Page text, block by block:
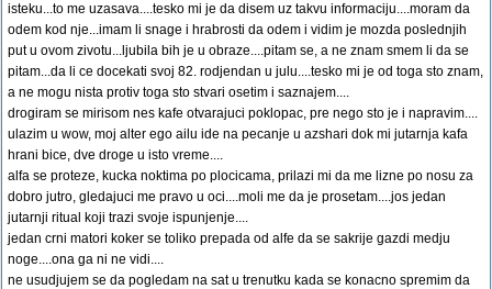
isteku...to me uzasava....tesko mi je da disem uz takvu informaciju....moram da
odem kod nje...imam li snage i hrabrosti da odem i vidim je mozda poslednjih
put u ovom zivotu...ljubila bih je u obraze....pitam se, a ne znam smem li da se
pitam...da li ce docekati svoj 82. rodjendan u julu....tesko mi je od toga sto znam,
a ne mogu nista protiv toga sto stvari osetim i saznajem....
drogiram se mirisom nes kafe otvarajuci poklopac, pre nego sto je i napravim....
ulazim u wow, moj alter ego ailu ide na pecanje u azshari dok mi jutarnja kafa
hrani bice, dve droge u isto vreme....
alfa se proteze, kucka noktima po plocicama, prilazi mi da me lizne po nosu za
dobro jutro, gledajuci me pravo u oci....moli me da je prosetam....jos jedan
jutarnji ritual koji trazi svoje ispunjenje....
jedan crni matori koker se toliko prepada od alfe da se sakrije gazdi medju
noge....ona ga ni ne vidi....
ne usudjujem se da pogledam na sat u trenutku kada se konacno spremim da